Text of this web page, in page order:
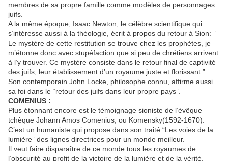
membres de sa propre famille comme modèles de personnages
juifs.
A la même époque, Isaac Newton, le célèbre scientifique qui
s’intéresse aussi à la théologie, écrit à propos du retour à Sion: ”
Le mystère de cette restitution se trouve chez les prophètes, je
m’étonne donc avec stupéfaction que si peu de chrétiens arrivent
à l’y trouver. Ce mystère consiste dans le retour final de captivité
des juifs, leur établissement d’un royaume juste et florissant.”
Son contemporain John Locke, philosophe connu, affirme aussi
sa foi dans le “retour des juifs dans leur propre pays”.
COMENIUS :
Plus étonnant encore est le témoignage sioniste de l’évêque
tchèque Johann Amos Comenius, ou Komensky(1592-1670).
C’est un humaniste qui propose dans son traité “Les voies de la
lumière” des lignes directrices pour un monde meilleur.
Il veut faire disparaître de ce monde tous les royaumes de
l’obscurité au profit de la victoire de la lumière et de la vérité.